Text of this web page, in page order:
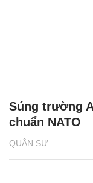
QUÂN SỰ
Súng trường
chuẩn NATO